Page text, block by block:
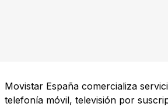
Movistar España comercializa
telefonía móvil, televisión por